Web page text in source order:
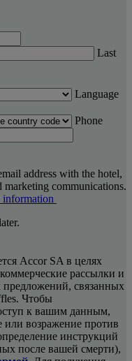
Last
Language
Phone
address with the hotel,
marketing communications.
information
Accor SA в целях
рассылки и
связанных
Чтобы
к вашим данным,
или возражение против
инструкций
после вашей смерти),